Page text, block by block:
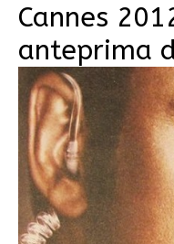
Cannes
anteprima